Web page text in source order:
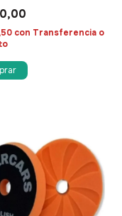
con Transferencia o